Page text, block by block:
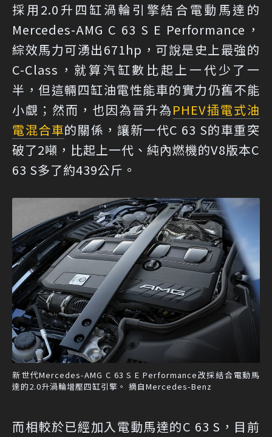
採用2.0升四缸渦輪引擎結合電動馬達的
Mercedes-AMG C 63 S E Performance，
綜效馬力可湧出671hp，可說是史上最強的
C-Class，就算汽缸數比起上一代少了一
半，但這輛四缸油電性能車的實力仍舊不能
小覷；然而，也因為晉升為PHEV插電式油
電混合車的關係，讓新一代C 63 S的車重突
破了2噸，比起上一代、純內燃機的V8版本C
63 S多了約439公斤。
新世代Mercedes-AMG C 63 S E Performance改採結合電動馬
達的2.0升渦輪增壓四缸引擎。 摘自Mercedes-Benz
而相較於已經加入電動馬達的C 63 S，目前